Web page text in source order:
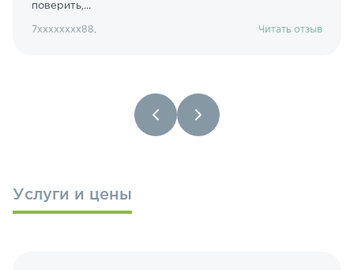
поверить,...
7xxxxxxxx88, Читать отзыв
Услуги и цены